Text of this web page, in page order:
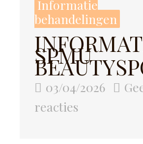
Informatie
behandelingen
SPMU
03/04/2026
reacties